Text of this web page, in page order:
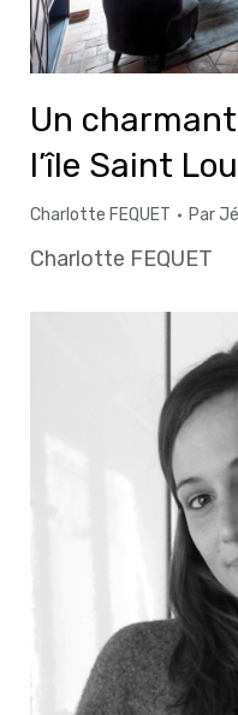
Un
l’île Saint
Charlotte FEQUET Par
Charlotte FEQUET